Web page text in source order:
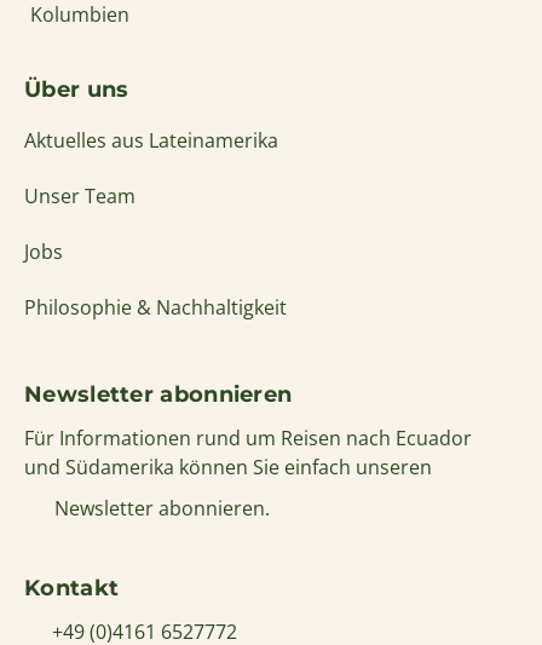
Kolumbien
Über uns
Aktuelles aus Lateinamerika
Unser Team
Jobs
Philosophie & Nachhaltigkeit
Newsletter abonnieren
Für Informationen rund um Reisen nach Ecuador
und Südamerika können Sie einfach unseren
Newsletter abonnieren.
Kontakt
+49 (0)4161 6527772